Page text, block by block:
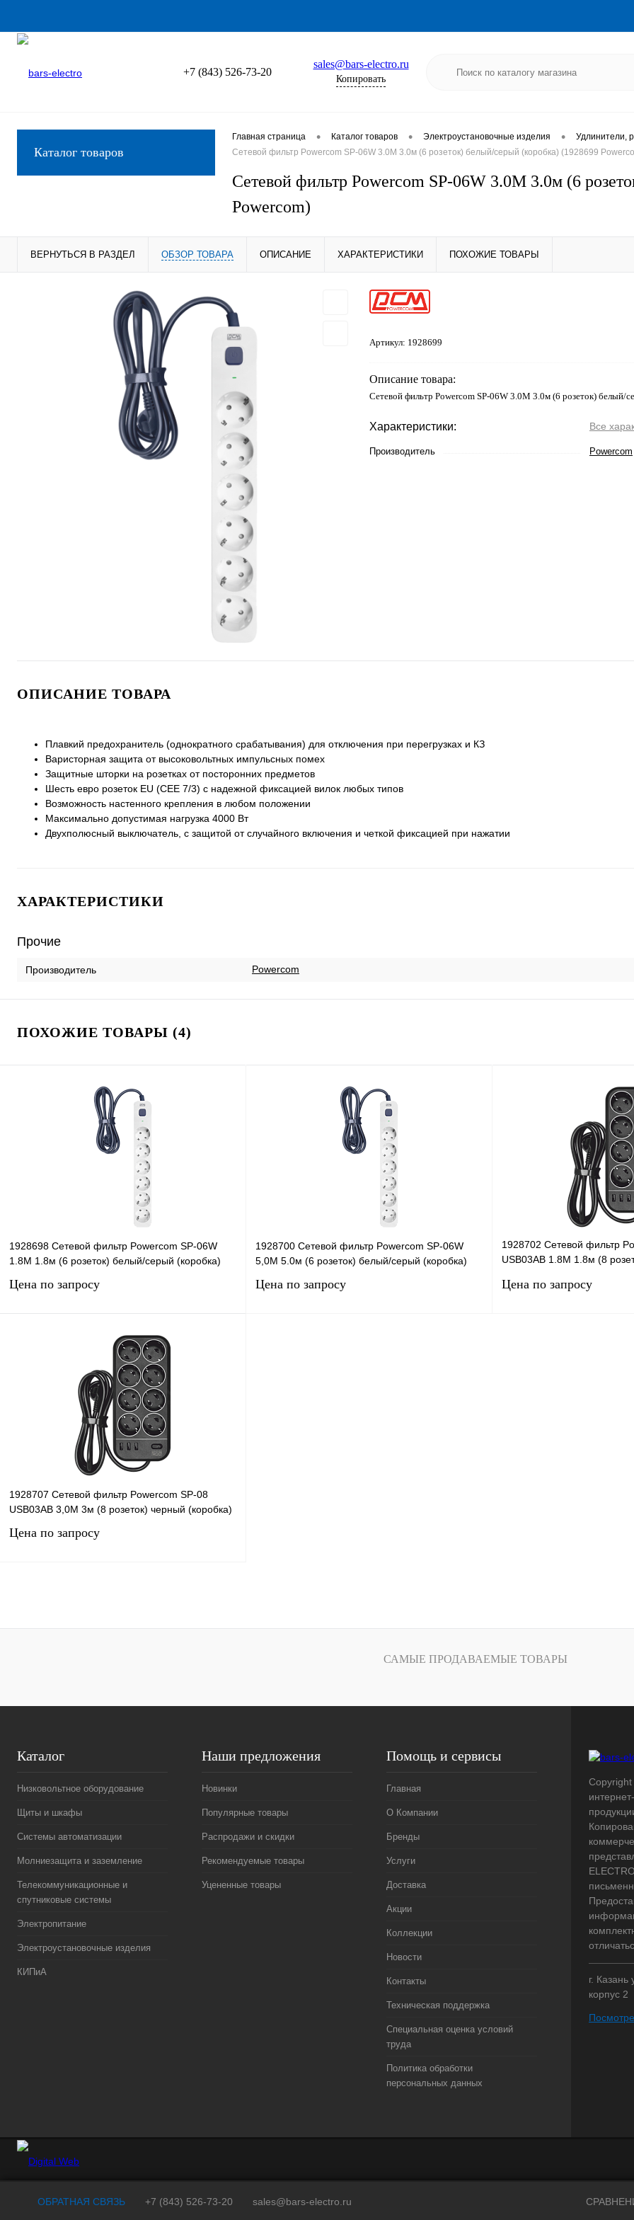
+7 (843) 526-73-20
sales@bars-electro.ru
Копировать
Каталог товаров
Главная страница • Каталог товаров • Электроустановочные изделия • Удлинители,
Сетевой фильтр Powercom SP-06W 3.0М 3.0м (6 розеток) белый/серый (коробка) (1928699
Сетевой фильтр Powercom SP-06W 3.0М 3.0м (6
Powercom)
ВЕРНУТЬСЯ В РАЗДЕЛ ОБЗОР ТОВАРА ОПИСАНИЕ ХАРАКТЕРИСТИКИ ПОХОЖИЕ ТОВАРЫ
Артикул: 1928699
Описание товара:
Сетевой фильтр Powercom SP-06W 3.0М 3.0м (6 розеток) белый/
Характеристики: Все
Производитель Powercom
ОПИСАНИЕ ТОВАРА
Плавкий предохранитель (однократного срабатывания) для отключения при перегрузках и КЗ
Варисторная защита от высоковольтных импульсных помех
Защитные шторки на розетках от посторонних предметов
Шесть евро розеток EU (СЕЕ 7/3) с надежной фиксацией вилок любых типов
Возможность настенного крепления в любом положении
Максимально допустимая нагрузка 4000 Вт
Двухполюсный выключатель, с защитой от случайного включения и четкой фиксацией при нажатии
ХАРАКТЕРИСТИКИ
Прочие
Производитель Powercom
ПОХОЖИЕ ТОВАРЫ (4)
1928698 Сетевой фильтр Powercom SP-06W
1.8М 1.8м (6 розеток) белый/серый (коробка)
Цена по запросу
Запросить цену
Купить в 1 клик Сравнение
Под заказ
1928700 Сетевой фильтр Powercom SP-06W
5,0М 5.0м (6 розеток) белый/серый (коробка)
Цена по запросу
1928702 Сетевой фильтр
USB03AB 1.8М 1.8м (8
Цена по запросу
1928707 Сетевой фильтр Powercom SP-08
USB03AB 3,0М 3м (8 розеток) черный (коробка)
Цена по запросу
Купить в 1 клик Сравнение
САМЫЕ ПРОДАВАЕМЫЕ ТОВАРЫ
Каталог
Низковольтное оборудование
Щиты и шкафы
Системы автоматизации
Молниезащита и заземление
Телекоммуникационные и
спутниковые системы
Электропитание
Электроустановочные изделия
КИПиА
Наши предложения
Новинки
Популярные товары
Распродажи и скидки
Рекомендуемые товары
Уцененные товары
Помощь и сервисы
Главная
О Компании
Бренды
Услуги
Доставка
Акции
Коллекции
Новости
Контакты
Техническая поддержка
Специальная оценка условий
труда
Политика обработки
персональных данных
г.
корпус 2
ОБРАТНАЯ СВЯЗЬ +7 (843) 526-73-20 sales@bars-electro.ru